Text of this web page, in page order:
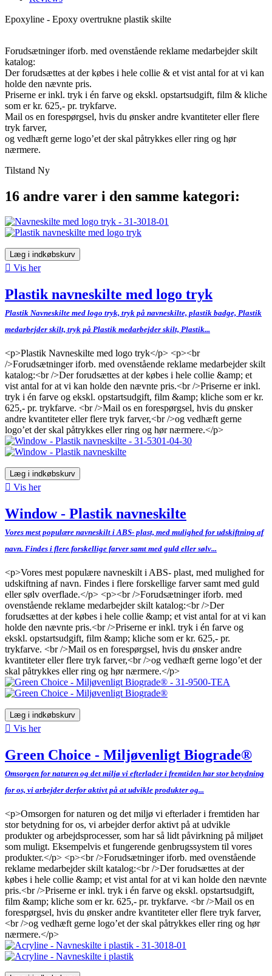
Epoxyline - Epoxy overtrukne plastik skilte
Forudsætninger iforb. med ovenstående reklame medarbejder skilt
katalog:
Der forudsættes at der købes i hele collie & et vist antal for at vi kan
holde den nævnte pris.
Priserne er inkl. tryk i én farve og ekskl. opstartsudgift, film & kliche
som er kr. 625,- pr. trykfarve.
Mail os en forespørgsel, hvis du ønsker andre kvantiteter eller flere
tryk farver,
og vedhæft gerne logo’et der skal påtrykkes eller ring og hør
nærmere.
Tilstand Ny
16 andre varer i den samme kategori:
Læg i indkøbskurv
 Vis her
Plastik navneskilte med logo tryk
Plastik Navneskilte med logo tryk, tryk på navneskilte, plastik badge, Plastik
medarbejder skilt, tryk på Plastik medarbejder skilt, Plastik...
<p>Plastik Navneskilte med logo tryk</p> <p><br
/>Forudsætninger iforb. med ovenstående reklame medarbejder skilt
katalog:<br />Der forudsættes at der købes i hele collie &amp; et
vist antal for at vi kan holde den nævnte pris.<br />Priserne er inkl.
tryk i én farve og ekskl. opstartsudgift, film &amp; kliche som er kr.
625,- pr. trykfarve. <br />Mail os en forespørgsel, hvis du ønsker
andre kvantiteter eller flere tryk farver,<br />og vedhæft gerne
logo’et der skal påtrykkes eller ring og hør nærmere.</p>
Læg i indkøbskurv
 Vis her
Window - Plastik navneskilte
Vores mest populære navneskilt i ABS- plast, med mulighed for udskiftning af
navn. Findes i flere forskellige farver samt med guld eller sølv...
<p>Vores mest populære navneskilt i ABS- plast, med mulighed for
udskiftning af navn. Findes i flere forskellige farver samt med guld
eller sølv overflade.</p> <p><br />Forudsætninger iforb. med
ovenstående reklame medarbejder skilt katalog:<br />Der
forudsættes at der købes i hele collie &amp; et vist antal for at vi kan
holde den nævnte pris.<br />Priserne er inkl. tryk i én farve og
ekskl. opstartsudgift, film &amp; kliche som er kr. 625,- pr.
trykfarve. <br />Mail os en forespørgsel, hvis du ønsker andre
kvantiteter eller flere tryk farver,<br />og vedhæft gerne logo’et der
skal påtrykkes eller ring og hør nærmere.</p>
Læg i indkøbskurv
 Vis her
Green Choice - Miljøvenligt Biograde®
Omsorgen for naturen og det miljø vi efterlader i fremtiden har stor betydning
for os, vi arbejder derfor aktivt på at udvikle produkter og...
<p>Omsorgen for naturen og det miljø vi efterlader i fremtiden har
stor betydning for os, vi arbejder derfor aktivt på at udvikle
produkter og arbejdsprocesser, som har så lidt påvirkning på miljøet
som muligt. Eksempelvis et fungerende genbrugssystem til vores
produkter.</p> <p><br />Forudsætninger iforb. med ovenstående
reklame medarbejder skilt katalog:<br />Der forudsættes at der
købes i hele collie &amp; et vist antal for at vi kan holde den nævnte
pris.<br />Priserne er inkl. tryk i én farve og ekskl. opstartsudgift,
film &amp; kliche som er kr. 625,- pr. trykfarve. <br />Mail os en
forespørgsel, hvis du ønsker andre kvantiteter eller flere tryk farver,
<br />og vedhæft gerne logo’et der skal påtrykkes eller ring og hør
nærmere.</p>